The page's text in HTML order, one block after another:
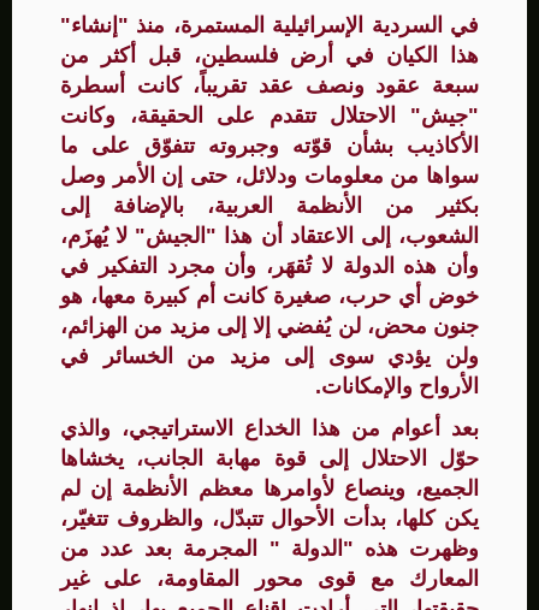
في السردية الإسرائيلية المستمرة، منذ "إنشاء"
هذا الكيان في أرض فلسطين، قبل أكثر من
سبعة عقود ونصف عقد تقريباً، كانت أسطرة
"جيش" الاحتلال تتقدم على الحقيقة، وكانت
الأكاذيب بشأن قوّته وجبروته تتفوّق على ما
سواها من معلومات ودلائل، حتى إن الأمر وصل
بكثير من الأنظمة العربية، بالإضافة إلى
الشعوب، إلى الاعتقاد أن هذا "الجيش" لا يُهزَم،
وأن هذه الدولة لا تُقهَر، وأن مجرد التفكير في
خوض أي حرب، صغيرة كانت أم كبيرة معها، هو
جنون محض، لن يُفضي إلا إلى مزيد من الهزائم،
ولن يؤدي سوى إلى مزيد من الخسائر في
الأرواح والإمكانات.
بعد أعوام من هذا الخداع الاستراتيجي، والذي
حوّل الاحتلال إلى قوة مهابة الجانب، يخشاها
الجميع، وينصاع لأوامرها معظم الأنظمة إن لم
يكن كلها، بدأت الأحوال تتبدّل، والظروف تتغيّر،
وظهرت هذه "الدولة " المجرمة بعد عدد من
المعارك مع قوى محور المقاومة، على غير